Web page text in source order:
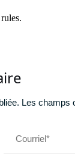
Les champs